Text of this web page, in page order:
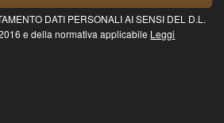
DATI PERSONALI AI SENSI DEL D.L.
e della normativa applicabile Leggi